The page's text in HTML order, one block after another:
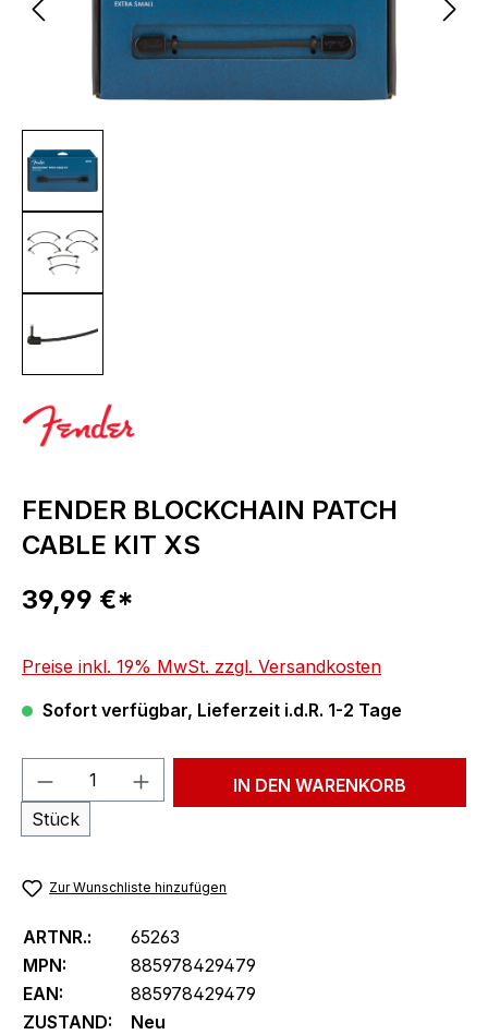
FENDER BLOCKCHAIN PATCH
CABLE KIT XS
Regulärer Preis:
39,99 €*
Preise inkl. 19% MwSt. zzgl. Versandkosten
Sofort verfügbar, Lieferzeit i.d.R. 1-2 Tage
Produkt Anzahl: Gib den
Stück
IN DEN WARENKORB
Zur Wunschliste hinzufügen
ARTNR.:
65263
MPN:
885978429479
EAN:
885978429479
ZUSTAND:
Neu